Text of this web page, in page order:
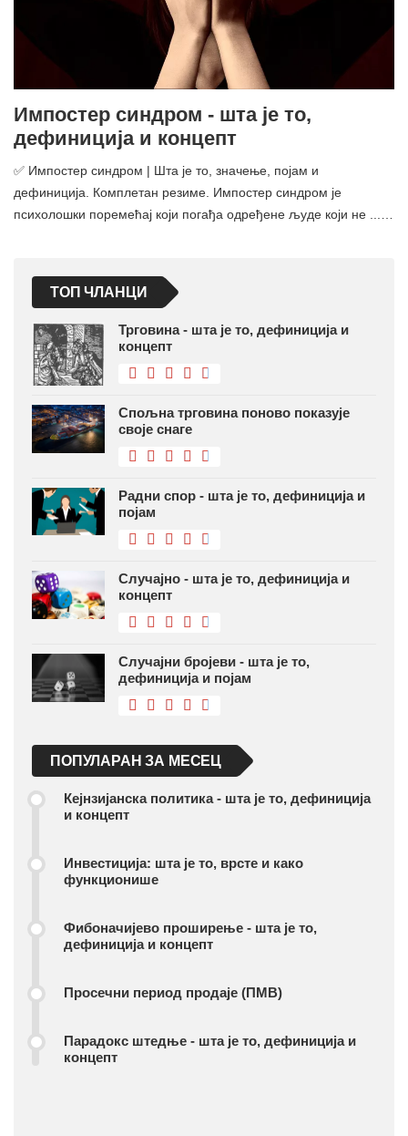
Импостер синдром - шта је то,
дефиниција и концепт
✅ Импостер синдром | Шта је то, значење, појам и
дефиниција. Комплетан резиме. Импостер синдром је
психолошки поремећај који погађа одређене људе који не ...…
ТОП ЧЛАНЦИ
Трговина - шта је то, дефиниција и
концепт
Спољна трговина поново показује
своје снаге
Радни спор - шта је то, дефиниција и
појам
Случајно - шта је то, дефиниција и
концепт
Случајни бројеви - шта је то,
дефиниција и појам
ПОПУЛАРАН ЗА МЕСЕЦ
Кејнзијанска политика - шта је то, дефиниција
и концепт
Инвестиција: шта је то, врсте и како
функционише
Фибоначијево проширење - шта је то,
дефиниција и концепт
Просечни период продаје (ПМВ)
Парадокс штедње - шта је то, дефиниција и
концепт